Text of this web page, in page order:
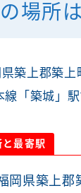
場所
築上郡築上
「築城」駅
最寄駅
岡県築上郡